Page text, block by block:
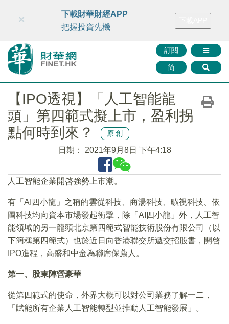
財華智庫網 FINTV FINMETA 財華證券 媒體矩陣
訂閱
简
×
下載財華財經APP
把握投資先機
【IPO透視】「人工智能龍
頭」第四範式擬上市，盈利拐
點何時到來？
原創
日期： 2021年9月8日 下午4:18
人工智能企業開啓強勢上市潮。
有「AI四小龍」之稱的雲從科技、商湯科技、曠視科技、依
圖科技均向資本市場發起衝擊，除「AI四小龍」外，人工智
能領域的另一龍頭北京第四範式智能技術股份有限公司（以
下簡稱第四範式）也於近日向香港聯交所遞交招股書，開啓
IPO進程，高盛和中金為聯席保薦人。
第一、股東陣營豪華
從第四範式的使命，外界大概可以對公司業務了解一二，
「賦能所有企業人工智能轉型並推動人工智能發展」。